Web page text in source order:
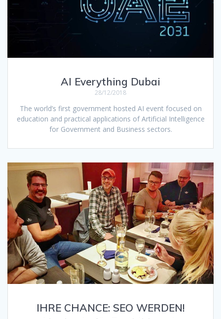
AI Everything Dubai
28/12/2018
The world’s first government hosted AI event focused on
education and practical applications of Artificial Intelligence
for Government and Business sectors.
IHRE CHANCE: SEO WERDEN!